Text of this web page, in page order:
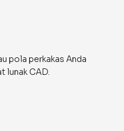
pola perkakas Anda
lunak CAD.